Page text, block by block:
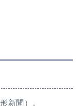
新聞）。